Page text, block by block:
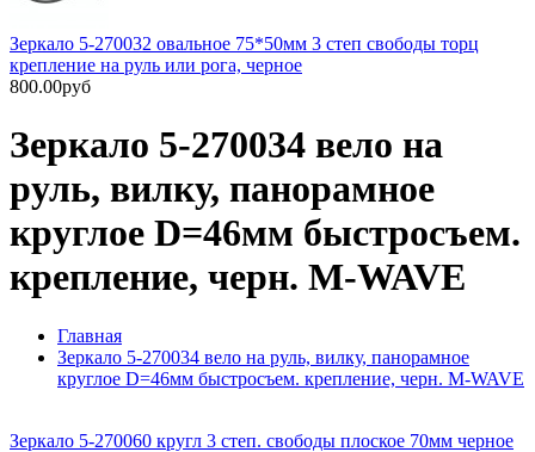
Зеркало 5-270032 овальное 75*50мм 3 степ свободы торц
крепление на руль или рога, черное
800.00руб
Зеркало 5-270034 вело на
руль, вилку, панорамное
круглое D=46мм быстросъем.
крепление, черн. M-WAVE
Главная
Зеркало 5-270034 вело на руль, вилку, панорамное
круглое D=46мм быстросъем. крепление, черн. M-WAVE
Зеркало 5-270060 кругл 3 степ. свободы плоское 70мм черное